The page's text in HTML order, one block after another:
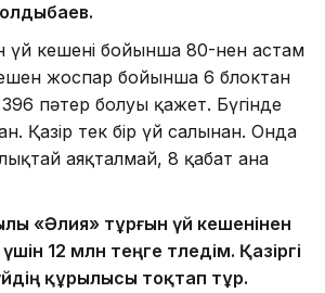
үй кешені бойынша 80-нен астам
жоспар бойынша 6 блоктан
396 пәтер болуы қажет. Бүгінде
Қазір тек бір үй салынған. Онда
аяқталмай, 8 қабат ғана
«Әлия» тұрғын үй кешенінен
12 млн теңге төледім. Қазіргі
құрылысы тоқтап тұр.